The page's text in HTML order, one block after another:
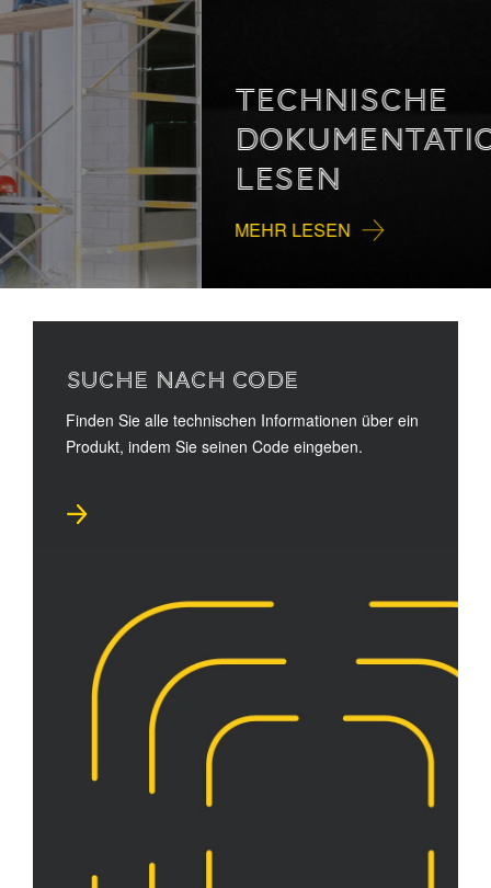
TECHNISCHE
DOKUMENTATION
LESEN
MEHR LESEN
SUCHE NACH CODE
Finden Sie alle technischen Informationen über ein
Produkt, indem Sie seinen Code eingeben.